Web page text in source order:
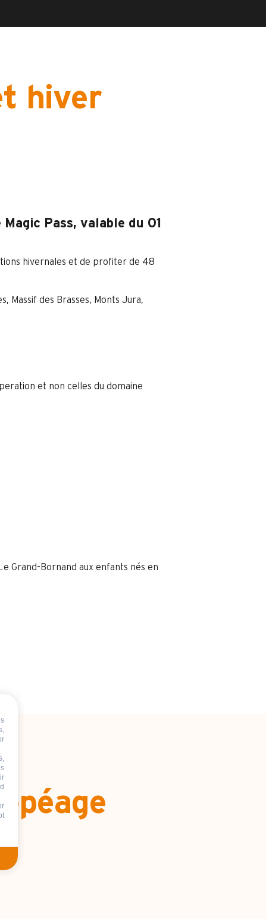
hiver
Pass, valable du 01
hivernales et de profiter de 48
Massif des Brasses, Monts Jura,
et non celles du domaine
Grand-Bornand aux enfants nés en